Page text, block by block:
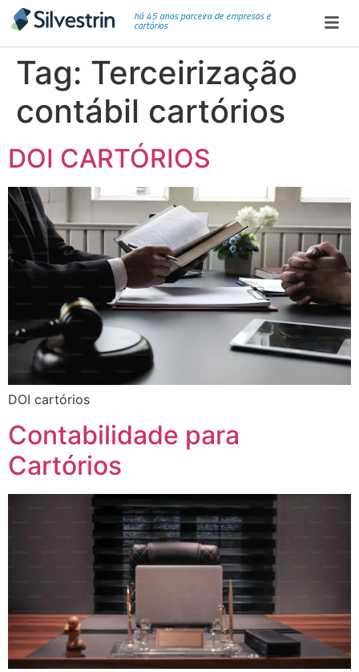
há 45 anos parceira de empresas e
cartórios
Tag: Terceirização
contábil cartórios
DOI CARTÓRIOS
DOI cartórios
Contabilidade para
Cartórios